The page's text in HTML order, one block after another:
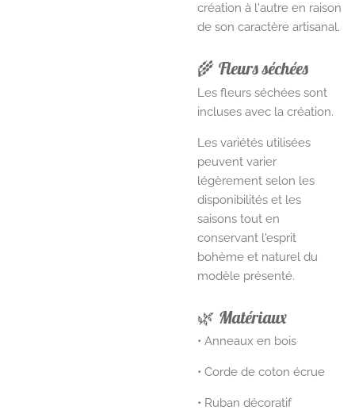
création à l'autre en raison
de son caractère artisanal.
🌾 Fleurs séchées
Les fleurs séchées sont
incluses avec la création.
Les variétés utilisées
peuvent varier
légèrement selon les
disponibilités et les
saisons tout en
conservant l'esprit
bohème et naturel du
modèle présenté.
🌿 Matériaux
• Anneaux en bois
• Corde de coton écrue
• Ruban décoratif